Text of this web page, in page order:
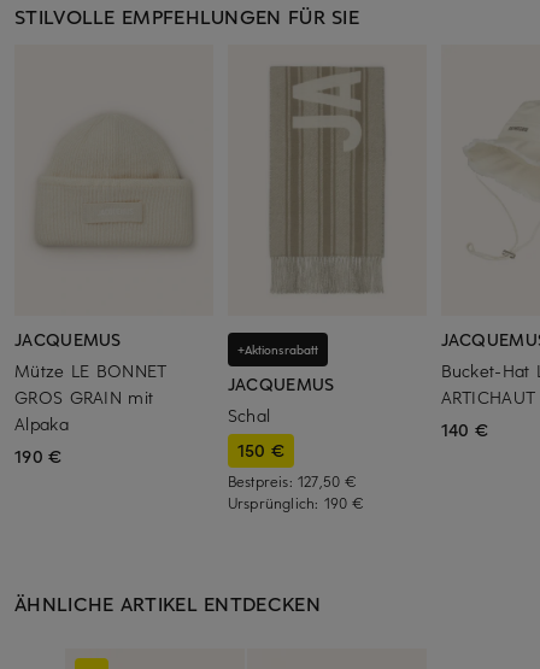
STILVOLLE EMPFEHLUNGEN FÜR SIE
JACQUEMUS
Mütze LE BONNET
GROS GRAIN mit
Alpaka
190 €
+Aktionsrabatt
JACQUEMUS
Schal
150 €
Bestpreis: 127,50 €
Ursprünglich: 190 €
Bucket-Hat
ARTICHAUT
140 €
ÄHNLICHE ARTIKEL ENTDECKEN